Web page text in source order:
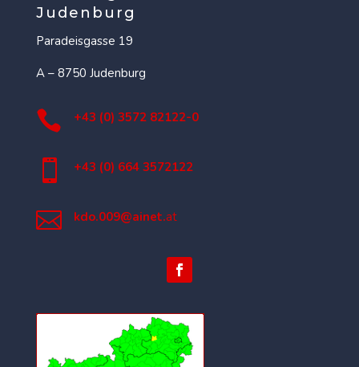
Judenburg
Paradeisgasse 19
A – 8750 Judenburg
 +43 (0) 3572 82122-0
 +43 (0) 664 3572122
 kdo.009@ainet.at